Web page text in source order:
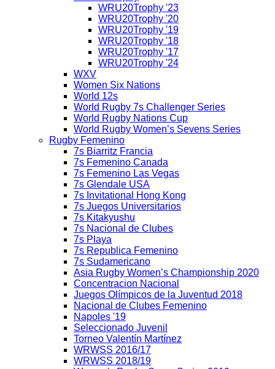
WRU20Trophy '23
WRU20Trophy '20
WRU20Trophy '19
WRU20Trophy '18
WRU20Trophy '17
WRU20Trophy '24
WXV
Women Six Nations
World 12s
World Rugby 7s Challenger Series
World Rugby Nations Cup
World Rugby Women’s Sevens Series
Rugby Femenino
7s Biarritz Francia
7s Femenino Canada
7s Femenino Las Vegas
7s Glendale USA
7s Invitational Hong Kong
7s Juegos Universitarios
7s Kitakyushu
7s Nacional de Clubes
7s Playa
7s Republica Femenino
7s Sudamericano
Asia Rugby Women’s Championship 2020
Concentracion Nacional
Juegos Olímpicos de la Juventud 2018
Nacional de Clubes Femenino
Napoles '19
Seleccionado Juvenil
Torneo Valentín Martínez
WRWSS 2016/17
WRWSS 2018/19